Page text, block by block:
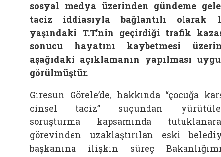
sosyal medya üzerinden gündeme
taciz iddiasıyla bağlantılı olarak
yaşındaki T.T.’nin geçirdiği trafik
sonucu hayatını kaybetmesi
aşağıdaki açıklamanın yapılması
görülmüştür.
Giresun Görele’de, hakkında “çocuğa
cinsel taciz” suçundan
soruşturma kapsamında
görevinden uzaklaştırılan eski
başkanına ilişkin süreç